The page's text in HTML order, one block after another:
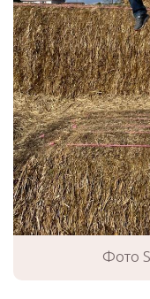
Фото